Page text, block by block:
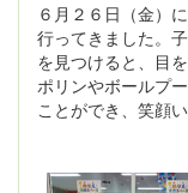
６月２６日（金）
行ってきました。
を見つけると、目
ポリンやボールプ
ことができ、笑顔